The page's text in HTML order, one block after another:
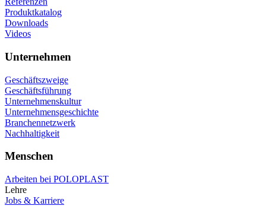
Produktkatalog
Downloads
Videos
Unternehmen
Geschäftszweige
Geschäftsführung
Unternehmenskultur
Unternehmensgeschichte
Branchennetzwerk
Nachhaltigkeit
Menschen
Arbeiten bei POLOPLAST
Lehre
Jobs & Karriere